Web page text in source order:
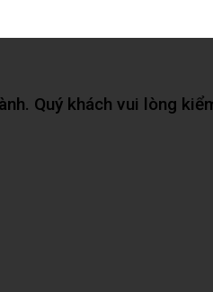
Quý khách vui lòng